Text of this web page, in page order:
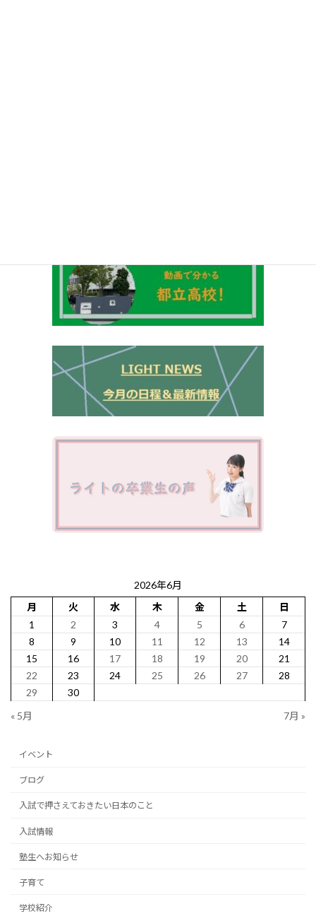
2026年6月
月
火 水 木 金 土
日
1
2 3 4 5 6
7
8
9 10 11 12 13
14
15
16 17 18 19 20
21
22
23 24 25 26 27
28
29
30
« 5月
7月 »
イベント
ブログ
入試で押さえておきたい日本のこと
入試情報
塾生へお知らせ
子育て
学校紹介